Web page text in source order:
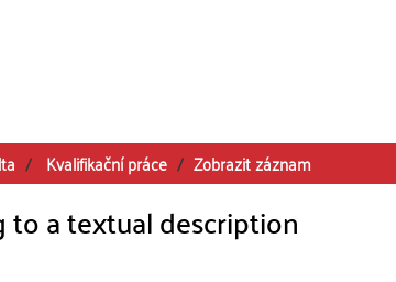
Kvalifikační práce Zobrazit záznam
a textual description